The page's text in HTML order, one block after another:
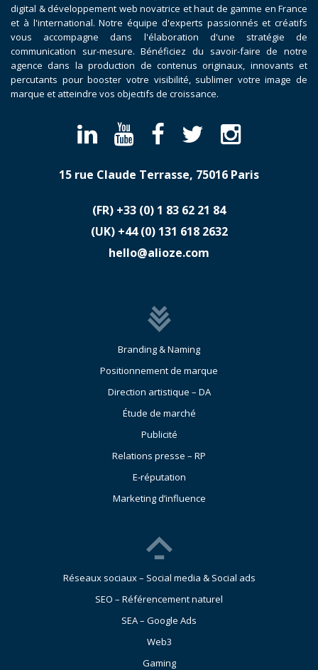
digital & développement web novatrice et haut de gamme en France
et à l'international. Notre équipe d'experts passionnés et créatifs
vous accompagne dans l'élaboration d'une stratégie de
communication sur-mesure. Bénéficiez du savoir-faire de notre
agence dans la production de contenus originaux, innovants et
percutants pour booster votre visibilité, sublimer votre image de
marque et atteindre vos objectifs de croissance.
15 rue Claude Terrasse, 75016 Paris
(FR) ​+33 (0) 1 83 62 21 84
(UK) ​+44 (0) 131 618 2632
hello@alioze.com
Branding & Naming
Positionnement de marque
Direction artistique – DA
Étude de marché
Publicité
Relations presse – RP
E-réputation
Marketing d’influence
Réseaux sociaux – Social media & Social ads
SEO – Référencement naturel
SEA – Google Ads
Web3
Gaming